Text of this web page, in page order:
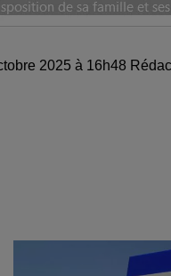
2025 à 16h48